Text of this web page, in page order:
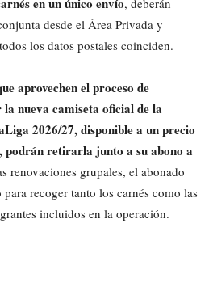
, deberán
desde el Área Privada y
los datos postales coinciden.
aprovechen el proceso de
nueva camiseta oficial de la
2026/27, disponible a un precio
podrán retirarla junto a su abono a
renovaciones grupales, el abonado
recoger tanto los carnés como las
incluidos en la operación.